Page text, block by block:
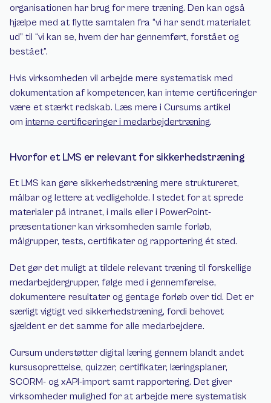
organisationen har brug for mere træning. Den kan også
hjælpe med at flytte samtalen fra “vi har sendt materialet
ud” til “vi kan se, hvem der har gennemført, forstået og
bestået”.
Hvis virksomheden vil arbejde mere systematisk med
dokumentation af kompetencer, kan interne certificeringer
være et stærkt redskab. Læs mere i Cursums artikel
om interne certificeringer i medarbejdertræning.
Hvorfor et LMS er relevant for sikkerhedstræning
Et LMS kan gøre sikkerhedstræning mere struktureret,
målbar og lettere at vedligeholde. I stedet for at sprede
materialer på intranet, i mails eller i PowerPoint-
præsentationer kan virksomheden samle forløb,
målgrupper, tests, certifikater og rapportering ét sted.
Det gør det muligt at tildele relevant træning til forskellige
medarbejdergrupper, følge med i gennemførelse,
dokumentere resultater og gentage forløb over tid. Det er
særligt vigtigt ved sikkerhedstræning, fordi behovet
sjældent er det samme for alle medarbejdere.
Cursum understøtter digital læring gennem blandt andet
kursusoprettelse, quizzer, certifikater, læringsplaner,
SCORM- og xAPI-import samt rapportering. Det giver
virksomheder mulighed for at arbejde mere systematisk